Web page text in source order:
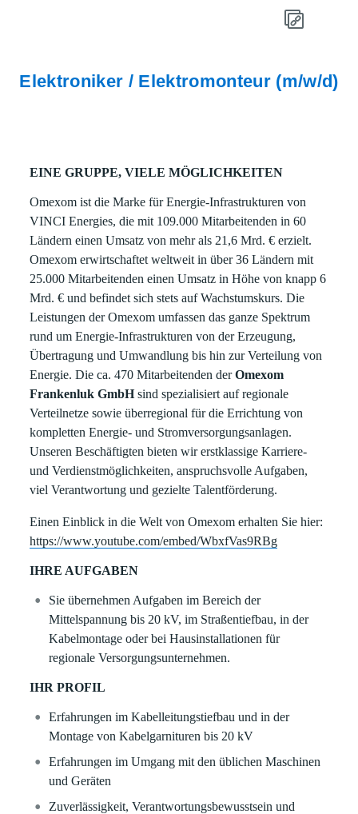
Elektroniker / Elektromonteur (m/w/d)
EINE GRUPPE, VIELE MÖGLICHKEITEN
Omexom ist die Marke für Energie-Infrastrukturen von
VINCI Energies, die mit 109.000 Mitarbeitenden in 60
Ländern einen Umsatz von mehr als 21,6 Mrd. € erzielt.
Omexom erwirtschaftet weltweit in über 36 Ländern mit
25.000 Mitarbeitenden einen Umsatz in Höhe von knapp 6
Mrd. € und befindet sich stets auf Wachstumskurs. Die
Leistungen der Omexom umfassen das ganze Spektrum
rund um Energie-Infrastrukturen von der Erzeugung,
Übertragung und Umwandlung bis hin zur Verteilung von
Energie. Die ca. 470 Mitarbeitenden derOmexom
Frankenluk GmbHsind spezialisiert auf regionale
Verteilnetze sowie überregional für die Errichtung von
kompletten Energie- und Stromversorgungsanlagen.
Unseren Beschäftigten bieten wir erstklassige Karriere-
und Verdienstmöglichkeiten, anspruchsvolle Aufgaben,
viel Verantwortung und gezielte Talentförderung.
Einen Einblick in die Welt von Omexom erhalten Sie hier:
https://www.youtube.com/embed/WbxfVas9RBg
IHRE AUFGABEN
Sie übernehmen Aufgaben im Bereich der
Mittelspannung bis 20 kV, im Straßentiefbau, in der
Kabelmontage oder bei Hausinstallationen für
regionale Versorgungsunternehmen.
IHR PROFIL
Erfahrungen im Kabelleitungstiefbau und in der
Montage von Kabelgarnituren bis 20 kV
Erfahrungen im Umgang mit den üblichen Maschinen
und Geräten
Zuverlässigkeit, Verantwortungsbewusstsein und